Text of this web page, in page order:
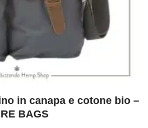
in canapa e cotone bio –
BAGS